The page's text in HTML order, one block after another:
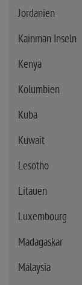
Jordanien
Kainman Inseln
Kenya
Kolumbien
Kuba
Kuwait
Lesotho
Litauen
Luxembourg
Madagaskar
Malaysia